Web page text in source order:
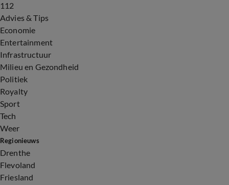
112
Advies & Tips
Economie
Entertainment
Infrastructuur
Milieu en Gezondheid
Politiek
Royalty
Sport
Tech
Weer
Regionieuws
Drenthe
Flevoland
Friesland